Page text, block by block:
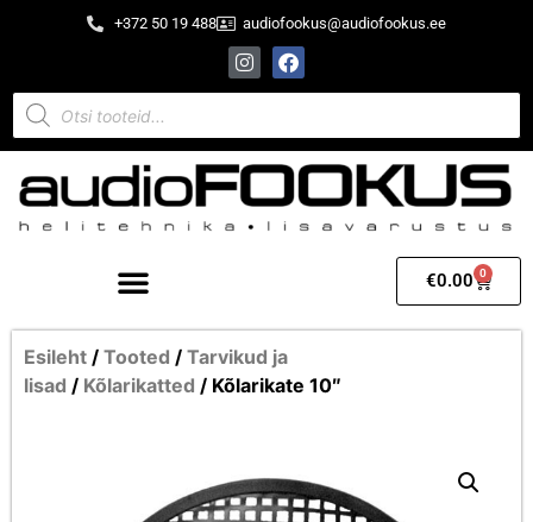
+372 50 19 488 audiofookus@audiofookus.ee
€0.00 0
Esileht / Tooted / Tarvikud ja
lisad / Kõlarikatted / Kõlarikate 10″